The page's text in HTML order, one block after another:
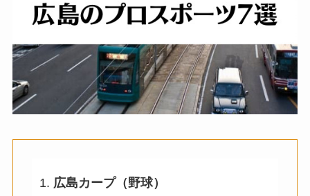
広島カープ（野球）